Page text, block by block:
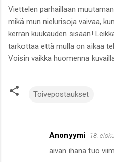
Viettelen parhaillaan
mikä mun nielurisoja vaivaa,
kerran kuukauden sisään!
tarkottaa että mulla on aikaa
Voisin vaikka huomenna
Toivepostaukset
Anonyymi 18.
aivan ihana tuo